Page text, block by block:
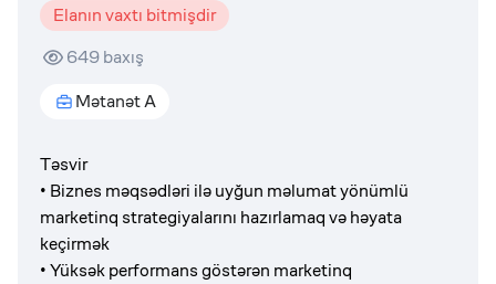
Elanın vaxtı bitmişdir
649baxış
Mətanət A
Təsvir
• Biznes məqsədləri ilə uyğun məlumat yönümlü
marketinq strategiyalarını hazırlamaq və həyata
keçirmək
• Yüksək performans göstərən marketinq